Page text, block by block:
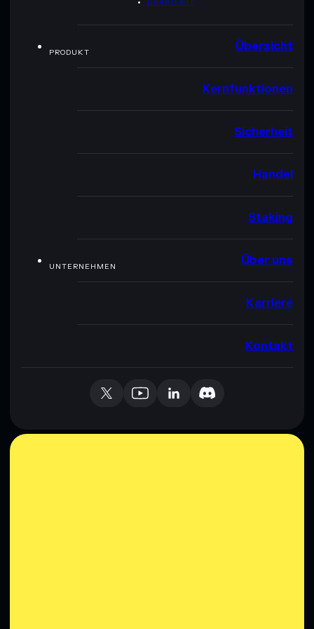
PRODUKT Übersicht
Kernfunktionen
Sicherheit
Handel
Staking
UNTERNEHMEN Über uns
Karriere
Kontakt